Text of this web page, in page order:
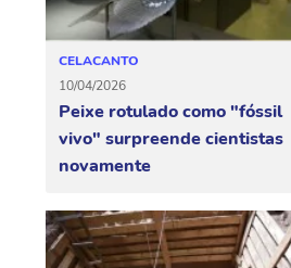
CELACANTO
10/04/2026
Peixe rotulado como "fóssil
vivo" surpreende cientistas
novamente